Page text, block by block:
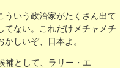
ういう政治家がたくさん出て
てない。これだけメチャメチ
しいぞ、日本よ。
補として、ラリー・エ